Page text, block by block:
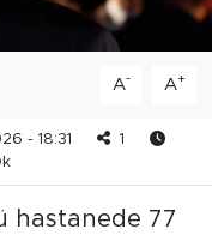
A- A+
- 18:31
1
hastanede 77